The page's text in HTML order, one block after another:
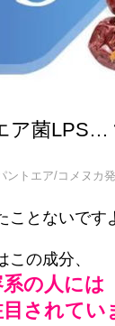
ア菌LPS…
ントエア/コメヌカ
ことないです
この成分、
の人には
されてい